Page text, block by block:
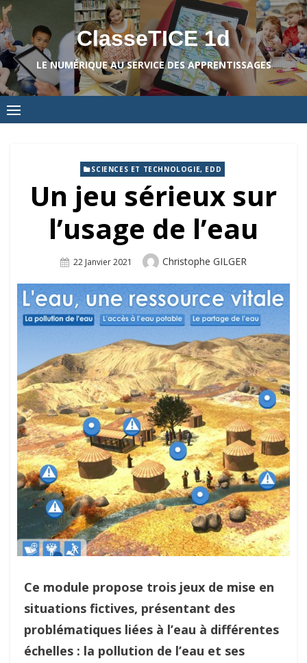
Skip
to
content
ClasseTICE 1d
LE NUMÉRIQUE AU SERVICE DES APPRENTISSAGES
SCIENCES ET TECHNOLOGIE, EDD
Un jeu sérieux sur
l’usage de l’eau
Posted
22 Janvier 2021 Author
Christophe GILGER
Ce module propose trois jeux de mise en
situations fictives, présentant des
problématiques liées à l’eau à différentes
échelles : la pollution de l’eau et ses